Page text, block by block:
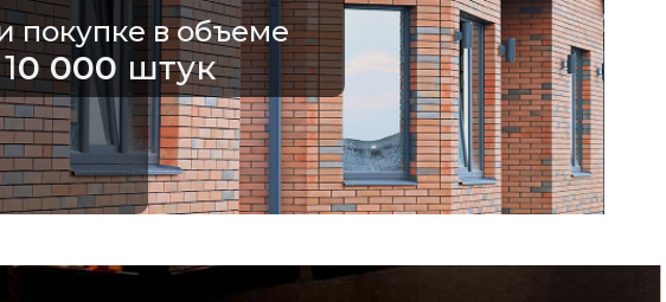
покупке в объеме
0 000 штук